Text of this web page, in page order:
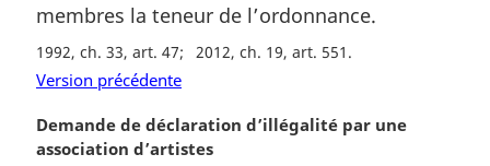
membres la teneur de l’ordonnance.
1992, ch. 33, art. 47 2012, ch. 19, art. 551
Version précédente
N
o
Demande de déclaration d’illégalité par une
association d’artistes